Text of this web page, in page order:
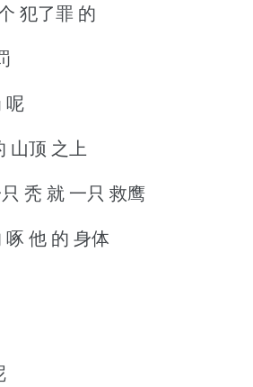
犯了罪 的
呢
山顶 之上
秃 就 一只 救鹰
他 的 身体